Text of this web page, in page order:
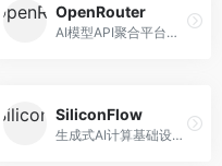
OpenRouter
AI模型API聚合平台，整合多种主流大模型。面向开发者，提供统一API接口、模型对比、成本优化等服务，模型选择灵活。
SiliconFlow
生成式AI计算基础设施平台，专注于模型推理服务。面向开发者和企业，提供多模型API、高性能推理、成本优化等服务，推理性价比高。